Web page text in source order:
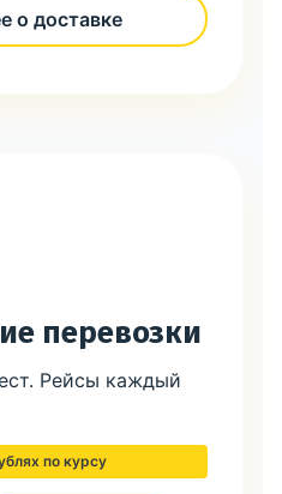
о доставке
перевозки
Рейсы каждый
по курсу